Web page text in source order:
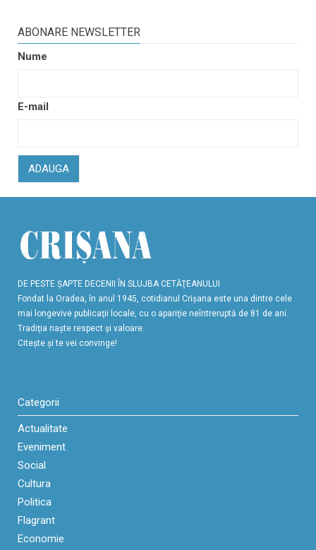
ABONARE NEWSLETTER
Nume
E-mail
ADAUGA
DE PESTE ŞAPTE DECENII ÎN SLUJBA CETĂŢEANULUI
Fondat la Oradea, în anul 1945, cotidianul Crişana este una dintre cele
mai longevive publicaţii locale, cu o apariţie neîntreruptă de 81 de ani.
Tradiţia naşte respect şi valoare.
Citeşte şi te vei convinge!
Categorii
Actualitate
Eveniment
Social
Cultura
Politica
Flagrant
Economie